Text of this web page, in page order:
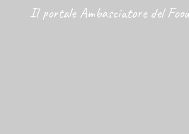
Il portale Ambasciatore del